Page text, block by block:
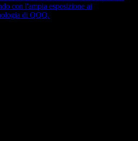
con l'ampia esposizione ai
di QQQ.